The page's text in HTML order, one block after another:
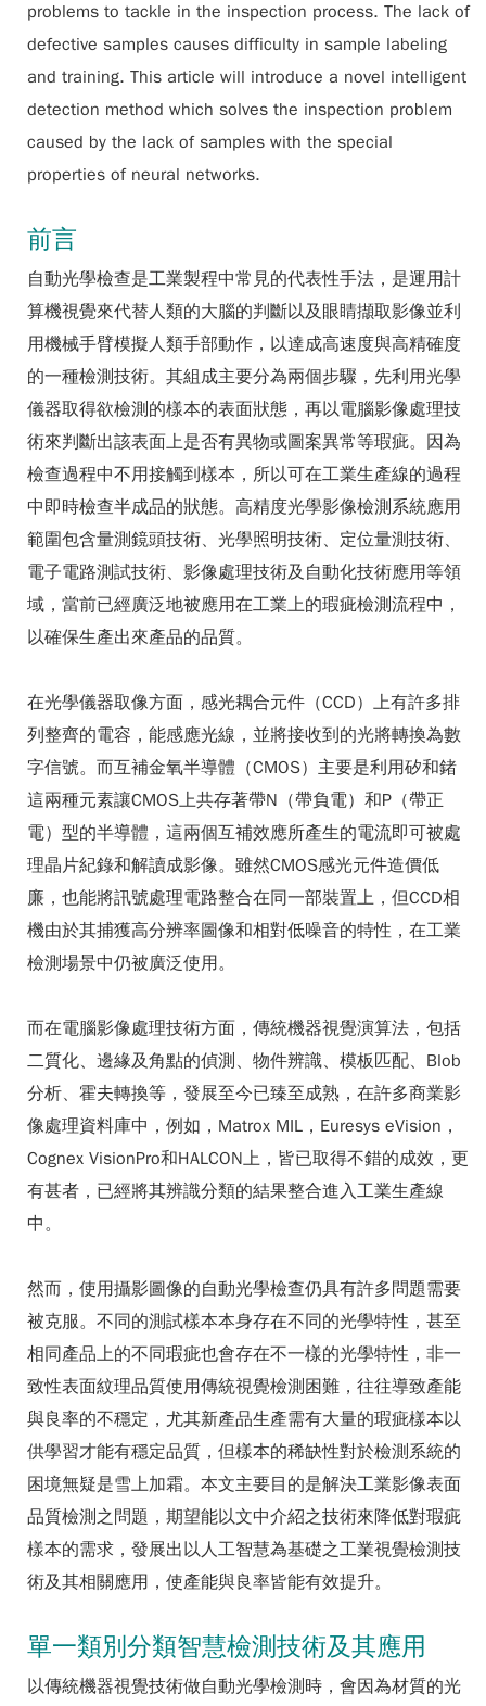
problems to tackle in the inspection process. The lack of
defective samples causes difficulty in sample labeling
and training. This article will introduce a novel intelligent
detection method which solves the inspection problem
caused by the lack of samples with the special
properties of neural networks.
前言
自動光學檢查是工業製程中常見的代表性手法，是運用計
算機視覺來代替人類的大腦的判斷以及眼睛擷取影像並利
用機械手臂模擬人類手部動作，以達成高速度與高精確度
的一種檢測技術。其組成主要分為兩個步驟，先利用光學
儀器取得欲檢測的樣本的表面狀態，再以電腦影像處理技
術來判斷出該表面上是否有異物或圖案異常等瑕疵。因為
檢查過程中不用接觸到樣本，所以可在工業生產線的過程
中即時檢查半成品的狀態。高精度光學影像檢測系統應用
範圍包含量測鏡頭技術、光學照明技術、定位量測技術、
電子電路測試技術、影像處理技術及自動化技術應用等領
域，當前已經廣泛地被應用在工業上的瑕疵檢測流程中，
以確保生產出來產品的品質。
在光學儀器取像方面，感光耦合元件（CCD）上有許多排
列整齊的電容，能感應光線，並將接收到的光將轉換為數
字信號。而互補金氧半導體（CMOS）主要是利用矽和鍺
這兩種元素讓CMOS上共存著帶N（帶負電）和P（帶正
電）型的半導體，這兩個互補效應所產生的電流即可被處
理晶片紀錄和解讀成影像。雖然CMOS感光元件造價低
廉，也能將訊號處理電路整合在同一部裝置上，但CCD相
機由於其捕獲高分辨率圖像和相對低噪音的特性，在工業
檢測場景中仍被廣泛使用。
而在電腦影像處理技術方面，傳統機器視覺演算法，包括
二質化、邊緣及角點的偵測、物件辨識、模板匹配、Blob
分析、霍夫轉換等，發展至今已臻至成熟，在許多商業影
像處理資料庫中，例如，Matrox MIL，Euresys eVision，
Cognex VisionPro和HALCON上，皆已取得不錯的成效，更
有甚者，已經將其辨識分類的結果整合進入工業生產線
中。
然而，使用攝影圖像的自動光學檢查仍具有許多問題需要
被克服。不同的測試樣本本身存在不同的光學特性，甚至
相同產品上的不同瑕疵也會存在不一樣的光學特性，非一
致性表面紋理品質使用傳統視覺檢測困難，往往導致產能
與良率的不穩定，尤其新產品生產需有大量的瑕疵樣本以
供學習才能有穩定品質，但樣本的稀缺性對於檢測系統的
困境無疑是雪上加霜。本文主要目的是解決工業影像表面
品質檢測之問題，期望能以文中介紹之技術來降低對瑕疵
樣本的需求，發展出以人工智慧為基礎之工業視覺檢測技
術及其相關應用，使產能與良率皆能有效提升。
單一類別分類智慧檢測技術及其應用
以傳統機器視覺技術做自動光學檢測時，會因為材質的光